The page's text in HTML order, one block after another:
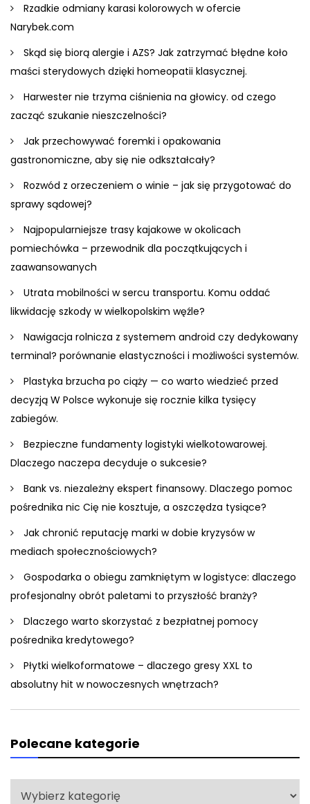
Rzadkie odmiany karasi kolorowych w ofercie
Narybek.com
Skąd się biorą alergie i AZS? Jak zatrzymać błędne koło
maści sterydowych dzięki homeopatii klasycznej.
Harwester nie trzyma ciśnienia na głowicy. od czego
zacząć szukanie nieszczelności?
Jak przechowywać foremki i opakowania
gastronomiczne, aby się nie odkształcały?
Rozwód z orzeczeniem o winie – jak się przygotować do
sprawy sądowej?
Najpopularniejsze trasy kajakowe w okolicach
pomiechówka – przewodnik dla początkujących i
zaawansowanych
Utrata mobilności w sercu transportu. Komu oddać
likwidację szkody w wielkopolskim węźle?
Nawigacja rolnicza z systemem android czy dedykowany
terminal? porównanie elastyczności i możliwości systemów.
Plastyka brzucha po ciąży — co warto wiedzieć przed
decyzją W Polsce wykonuje się rocznie kilka tysięcy
zabiegów.
Bezpieczne fundamenty logistyki wielkotowarowej.
Dlaczego naczepa decyduje o sukcesie?
Bank vs. niezależny ekspert finansowy. Dlaczego pomoc
pośrednika nic Cię nie kosztuje, a oszczędza tysiące?
Jak chronić reputację marki w dobie kryzysów w
mediach społecznościowych?
Gospodarka o obiegu zamkniętym w logistyce: dlaczego
profesjonalny obrót paletami to przyszłość branży?
Dlaczego warto skorzystać z bezpłatnej pomocy
pośrednika kredytowego?
Płytki wielkoformatowe – dlaczego gresy XXL to
absolutny hit w nowoczesnych wnętrzach?
Polecane kategorie
Polecane